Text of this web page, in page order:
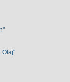
Olaj